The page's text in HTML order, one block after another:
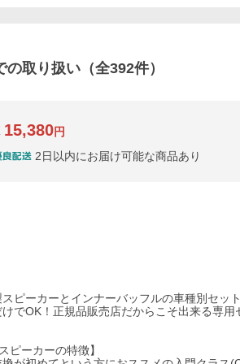
の取り扱い（全392件）
15,380円
2日以内にお届け可能な商品あり
ピーカーとインナーバッフルの車種別セット
でOK！正規品販売店だからこそ出来る専用
ピーカーの特徴】